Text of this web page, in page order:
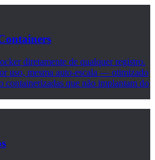
diretamente de qualquer registro.
uso, mesma auto-escala — otimizado
containerizadas que não implantam do